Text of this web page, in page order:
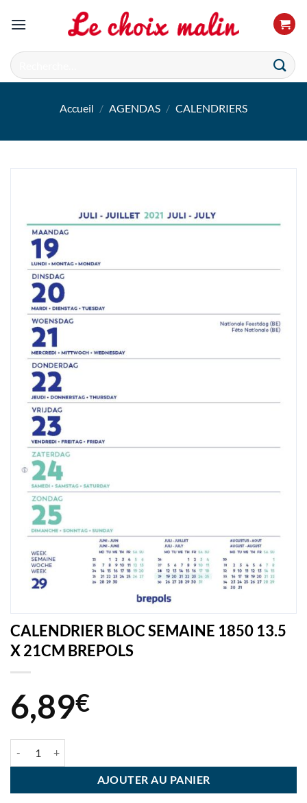
Recherche
pour :
Accueil / AGENDAS / CALENDRIERS
CALENDRIER BLOC SEMAINE 1850 13.5
X 21CM BREPOLS
6,89€
AJOUTER AU PANIER